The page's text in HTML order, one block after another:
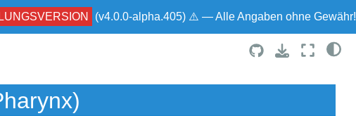
(v4.0.0-alpha.405) ⚠ — Alle Angaben ohne Gewähr!